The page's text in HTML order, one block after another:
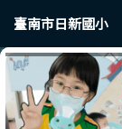
臺南市日新
導覽列
臺南市日新國小